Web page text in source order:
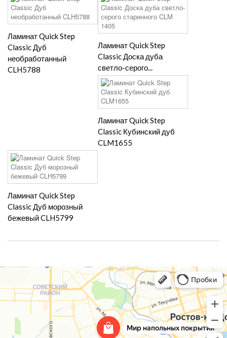
Ламинат Quick Step
Classic Дуб
необработанный
CLH5788
Ламинат Quick Step
Classic Доска дуба
светло-серого...
Ламинат Quick Step
Classic Кубинский дуб
CLM1655
Ламинат Quick Step
Classic Дуб морозный
бежевый CLH5799